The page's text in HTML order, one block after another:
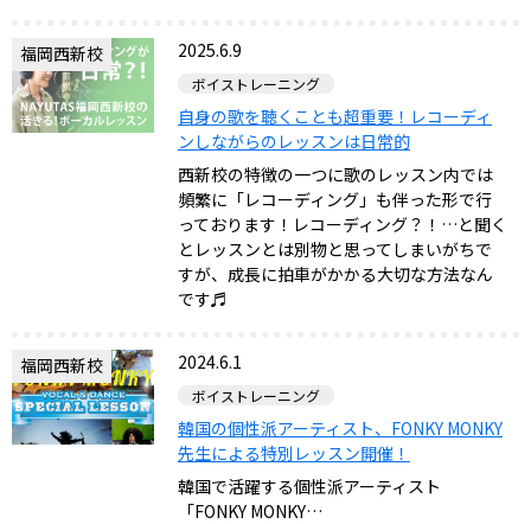
福岡西新校 2025.6.9
ボイストレーニング
自身の歌を聴くことも超重要！レコーディ
ンしながらのレッスンは日常的
西新校の特徴の一つに歌のレッスン内では
頻繁に「レコーディング」も伴った形で行
っております！レコーディング？！…と聞く
とレッスンとは別物と思ってしまいがちで
すが、成長に拍車がかかる大切な方法なん
です♬
福岡西新校 2024.6.1
ボイストレーニング
韓国の個性派アーティスト、FONKY MONKY
先生による特別レッスン開催！
韓国で活躍する個性派アーティスト
「FONKY MONKY…